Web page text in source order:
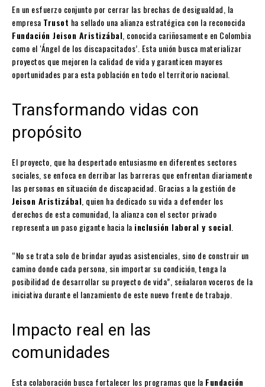
En un esfuerzo conjunto por cerrar las brechas de desigualdad, la
empresa Trusot ha sellado una alianza estratégica con la reconocida
Fundación Jeison Aristizábal , conocida cariñosamente en Colombia
como el ‘Ángel de los discapacitados’. Esta unión busca materializar
proyectos que mejoren la calidad de vida y garanticen mayores
oportunidades para esta población en todo el territorio nacional.
Transformando vidas con
propósito
El proyecto, que ha despertado entusiasmo en diferentes sectores
sociales, se enfoca en derribar las barreras que enfrentan diariamente
las personas en situación de discapacidad. Gracias a la gestión de
Jeison Aristizábal , quien ha dedicado su vida a defender los
derechos de esta comunidad, la alianza con el sector privado
representa un paso gigante hacia la inclusión laboral y social
“No se trata solo de brindar ayudas asistenciales, sino de construir un
camino donde cada persona, sin importar su condición, tenga la
posibilidad de desarrollar su proyecto de vida”, señalaron voceros de la
iniciativa durante el lanzamiento de este nuevo frente de trabajo.
Impacto real en las
comunidades
Esta colaboración busca fortalecer los programas que la Fundación